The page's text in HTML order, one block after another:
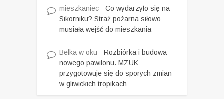
mieszkaniec - Co wydarzyło się na
Sikorniku? Straż pożarna siłowo
musiała wejść do mieszkania
Belka w oku - Rozbiórka i budowa
nowego pawilonu. MZUK
przygotowuje się do sporych zmian
w gliwickich tropikach